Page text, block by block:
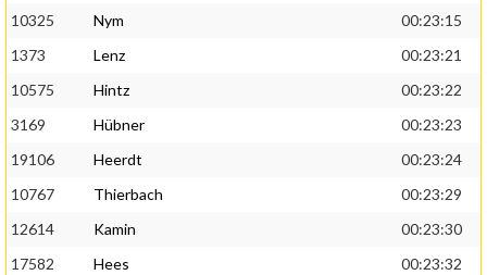
10325
Nym
00:23:15
1373
Lenz
00:23:21
10575
Hintz
00:23:22
3169
Hübner
00:23:23
19106
Heerdt
00:23:24
10767
Thierbach
00:23:29
12614
Kamin
00:23:30
17582
Hees
00:23:32